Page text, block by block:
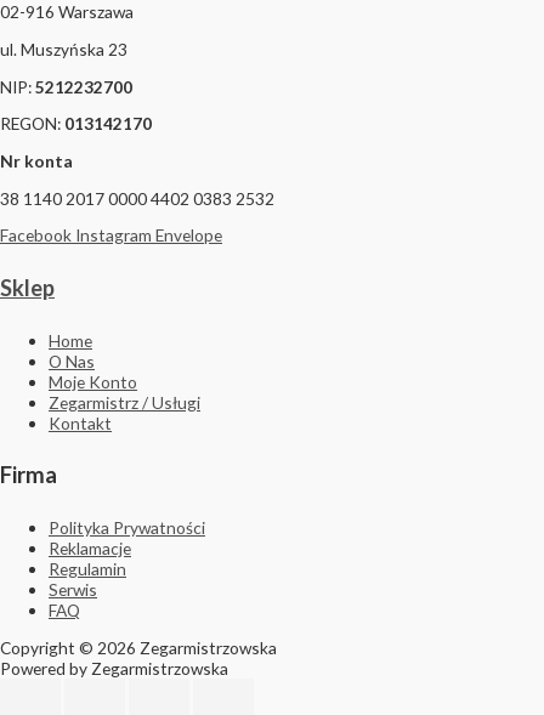
02-916 Warszawa
ul. Muszyńska 23
NIP:5212232700
REGON: 013142170
Nr konta
38 1140 2017 0000 4402 0383 2532
Facebook Instagram Envelope
Sklep
Home
O Nas
Moje Konto
Zegarmistrz / Usługi
Kontakt
Firma
Polityka Prywatności
Reklamacje
Regulamin
Serwis
FAQ
Copyright © 2026 Zegarmistrzowska
Powered by Zegarmistrzowska